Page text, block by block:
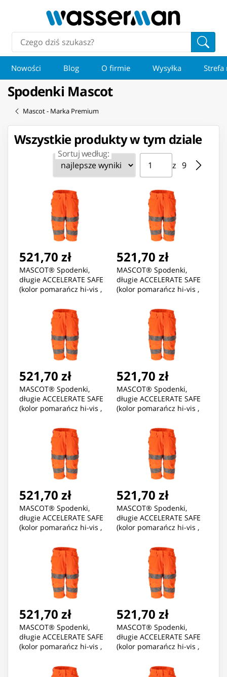
Nowości Blog O firmie Wysyłka Strefa
Spodenki Mascot
Mascot - Marka Premium
Wszystkie produkty w tym dziale
Sortuj według: Strona ⁨1⁩ z ⁨9⁩
z ⁨9⁩
Przejdź do strony
521,70 zł
MASCOT® Spodenki,
długie ACCELERATE SAFE
(kolor pomarańcz hi-vis ,
521,70 zł
MASCOT® Spodenki,
długie ACCELERATE SAFE
(kolor pomarańcz hi-vis ,
521,70 zł
MASCOT® Spodenki,
długie ACCELERATE SAFE
(kolor pomarańcz hi-vis ,
521,70 zł
MASCOT® Spodenki,
długie ACCELERATE SAFE
(kolor pomarańcz hi-vis ,
521,70 zł
MASCOT® Spodenki,
długie ACCELERATE SAFE
(kolor pomarańcz hi-vis ,
521,70 zł
MASCOT® Spodenki,
długie ACCELERATE SAFE
(kolor pomarańcz hi-vis ,
521,70 zł
MASCOT® Spodenki,
długie ACCELERATE SAFE
(kolor pomarańcz hi-vis ,
521,70 zł
MASCOT® Spodenki,
długie ACCELERATE SAFE
(kolor pomarańcz hi-vis ,